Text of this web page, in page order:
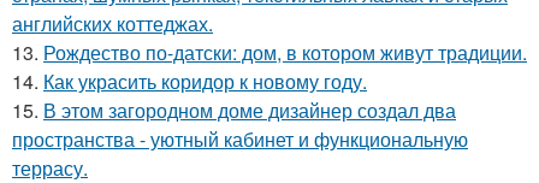
английских коттеджах.
13. Рождество по-датски: дом, в котором живут традиции.
14. Как украсить коридор к новому году.
15. В этом загородном доме дизайнер создал два
пространства - уютный кабинет и функциональную
террасу.